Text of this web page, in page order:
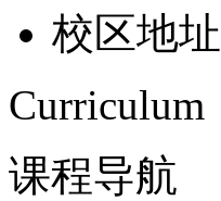
校区地址
Curriculum
课程导航